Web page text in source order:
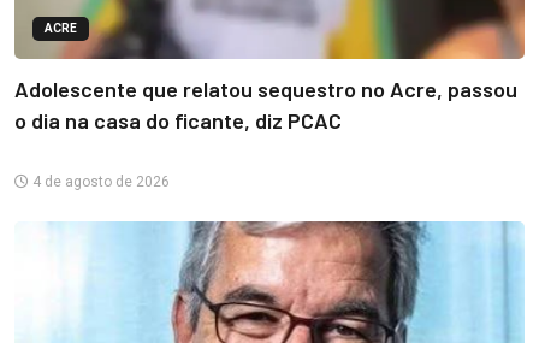
ACRE
Adolescente que relatou sequestro no Acre, passou
o dia na casa do ficante, diz PCAC
4 de agosto de 2026